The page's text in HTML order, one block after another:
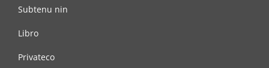
Subtenu nin
Libro
Privateco